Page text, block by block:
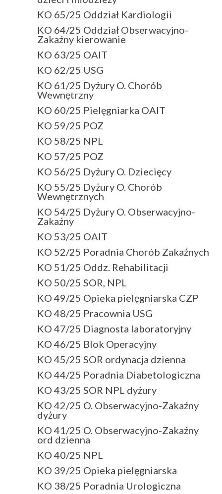
KO 65/25 Oddział Kardiologii
KO 64/25 Oddział Obserwacyjno-
Zakaźny kierowanie
KO 63/25 OAIT
KO 62/25 USG
KO 61/25 Dyżury O. Chorób
Wewnętrzny
KO 60/25 Pielęgniarka OAIT
KO 59/25 POZ
KO 58/25 NPL
KO 57/25 POZ
KO 56/25 Dyżury O. Dziecięcy
KO 55/25 Dyżury O. Chorób
Wewnętrznych
KO 54/25 Dyżury O. Obserwacyjno-
Zakaźny
KO 53/25 OAIT
KO 52/25 Poradnia Chorób Zakaźnych
KO 51/25 Oddz. Rehabilitacji
KO 50/25 SOR, NPL
KO 49/25 Opieka pielęgniarska CZP
KO 48/25 Pracownia USG
KO 47/25 Diagnosta laboratoryjny
KO 46/25 Blok Operacyjny
KO 45/25 SOR ordynacja dzienna
KO 44/25 Poradnia Diabetologiczna
KO 43/25 SOR NPL dyżury
KO 42/25 O. Obserwacyjno-Zakaźny
dyżury
KO 41/25 O. Obserwacyjno-Zakaźny
ord dzienna
KO 40/25 NPL
KO 39/25 Opieka pielęgniarska
KO 38/25 Poradnia Urologiczna